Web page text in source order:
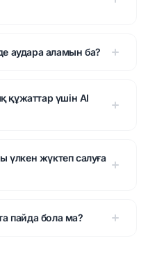
аудара аламын ба?
құжаттар үшін AI
үлкен жүктеп салуға
пайда бола ма?